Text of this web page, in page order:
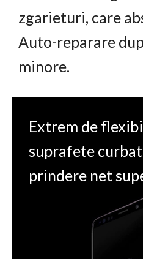
zgarieturi, care
Auto-reparare
minore.
Extrem de
suprafete
prindere net